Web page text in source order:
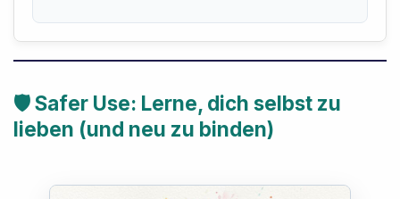
🛡️ Safer Use: Lerne, dich selbst zu
lieben (und neu zu binden)